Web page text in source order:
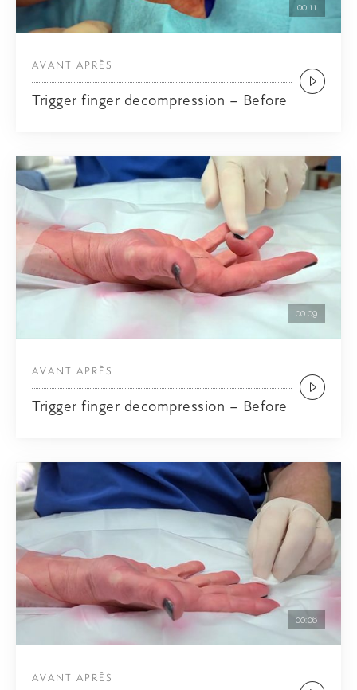
00:11
Trigger finger decompression – Before
AVANT APRÈS
00:09
Trigger finger decompression – Before
AVANT APRÈS
00:06
AVANT APRÈS